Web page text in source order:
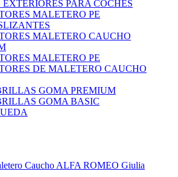
PARA COCHES
MALETERO PE
MALETERO CAUCHO
MALETERO PE
DE MALETERO CAUCHO
GOMA PREMIUM
GOMA BASIC